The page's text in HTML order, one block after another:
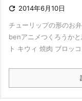
 2014年6月10日
チューリップの形のお
benアニメつくろうか
ト キウィ 焼肉 ブロッ